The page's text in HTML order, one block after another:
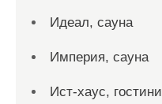
Идеал, сауна
Империя, сауна
Ист-хаус,